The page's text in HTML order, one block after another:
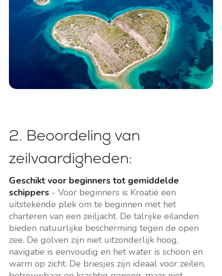
2. Beoordeling van
zeilvaardigheden:
Geschikt voor beginners tot gemiddelde
schippers- Voor beginners is Kroatië een
uitstekende plek om te beginnen met het
charteren van een zeiljacht. De talrijke eilanden
bieden natuurlijke bescherming tegen de open
zee. De golven zijn niet uitzonderlijk hoog,
navigatie is eenvoudig en het water is schoon en
warm op zicht. De briesjes zijn ideaal voor zeilen,